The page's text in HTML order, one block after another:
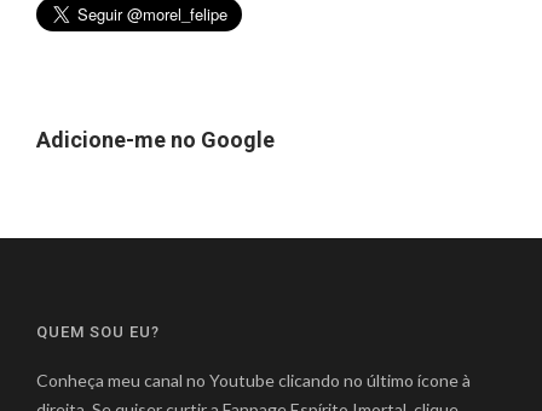
Adicione-me no Google
QUEM SOU EU?
Conheça meu canal no Youtube clicando no último ícone à